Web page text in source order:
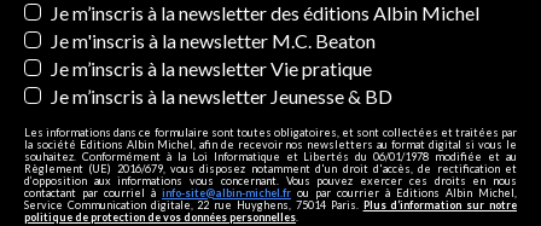
Newsletters
Je m’inscris à la newsletter des éditions Albin Michel
Je m'inscris à la newsletter M.C. Beaton
Je m’inscris à la newsletter Vie pratique
Je m’inscris à la newsletter Jeunesse & BD
Les informations dans ce formulaire sont toutes obligatoires, et sont collectées et traitées par
la société Editions Albin Michel, afin de recevoir nos newsletters au format digital si vous le
souhaitez. Conformément à la Loi Informatique et Libertés du 06/01/1978 modifiée et au
Règlement (UE) 2016/679, vous disposez notamment d'un droit d'accès, de rectification et
d’opposition aux informations vous concernant. Vous pouvez exercer ces droits en nous
contactant par courriel à info-site@albin-michel.fr ou par courrier à Editions Albin Michel,
Service Communication digitale, 22 rue Huyghens, 75014 Paris. Plus d’information sur notre
politique de protection de vos données personnelles